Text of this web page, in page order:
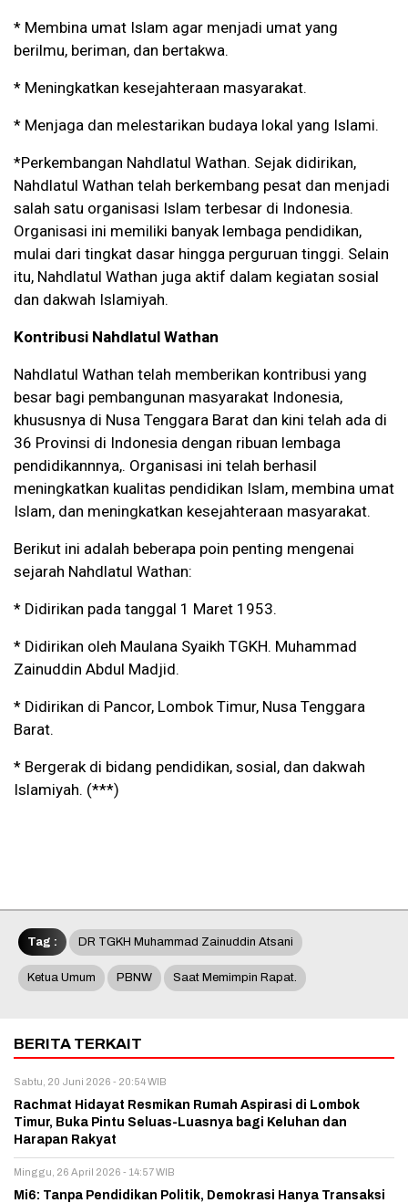
* Membina umat Islam agar menjadi umat yang
berilmu, beriman, dan bertakwa.
* Meningkatkan kesejahteraan masyarakat.
* Menjaga dan melestarikan budaya lokal yang Islami.
*Perkembangan Nahdlatul Wathan. Sejak didirikan,
Nahdlatul Wathan telah berkembang pesat dan menjadi
salah satu organisasi Islam terbesar di Indonesia.
Organisasi ini memiliki banyak lembaga pendidikan,
mulai dari tingkat dasar hingga perguruan tinggi. Selain
itu, Nahdlatul Wathan juga aktif dalam kegiatan sosial
dan dakwah Islamiyah.
Kontribusi Nahdlatul Wathan
Nahdlatul Wathan telah memberikan kontribusi yang
besar bagi pembangunan masyarakat Indonesia,
khususnya di Nusa Tenggara Barat dan kini telah ada di
36 Provinsi di Indonesia dengan ribuan lembaga
pendidikannnya,. Organisasi ini telah berhasil
meningkatkan kualitas pendidikan Islam, membina umat
Islam, dan meningkatkan kesejahteraan masyarakat.
Berikut ini adalah beberapa poin penting mengenai
sejarah Nahdlatul Wathan:
* Didirikan pada tanggal 1 Maret 1953.
* Didirikan oleh Maulana Syaikh TGKH. Muhammad
Zainuddin Abdul Madjid.
* Didirikan di Pancor, Lombok Timur, Nusa Tenggara
Barat.
* Bergerak di bidang pendidikan, sosial, dan dakwah
Islamiyah. (***)
Tag : DR TGKH Muhammad Zainuddin Atsani
Ketua Umum PBNW Saat Memimpin Rapat.
BERITA TERKAIT
Sabtu, 20 Juni 2026 - 20:54 WIB
Rachmat Hidayat Resmikan Rumah Aspirasi di Lombok
Timur, Buka Pintu Seluas-Luasnya bagi Keluhan dan
Harapan Rakyat
Minggu, 26 April 2026 - 14:57 WIB
Mi6: Tanpa Pendidikan Politik, Demokrasi Hanya Transaksi